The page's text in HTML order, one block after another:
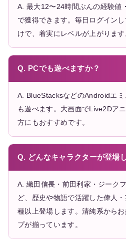
A. 最大12〜24時間ぶんの経験値
で獲得できます。毎日ログイン
けで、着実にレベルが上がります
Q. PCでも遊べますか？
A. BlueStacksなどのAndroidエ
も遊べます。大画面でLive2Dア
方にもおすすめです。
Q. どんなキャラクターが登場
A. 織田信長・前田利家・ジーク
ど、歴史や物語で活躍した偉人
種以上登場します。清純系から
プが揃っています。